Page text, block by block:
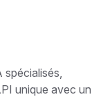
spécialisés,
unique avec un